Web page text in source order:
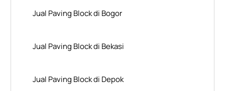
Jual Paving Block di Bogor
Jual Paving Block di Bekasi
Jual Paving Block di Depok